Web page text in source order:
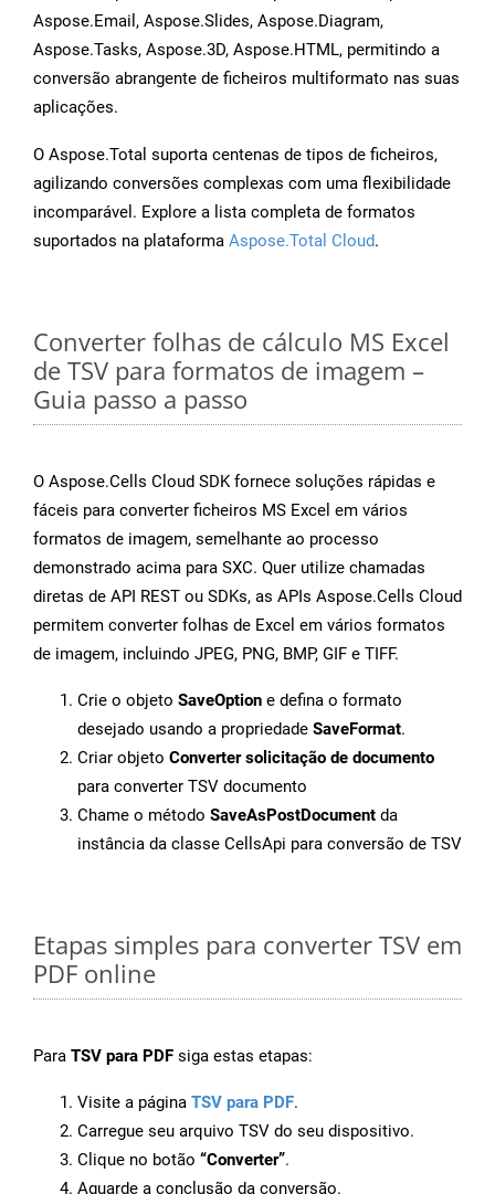
Aspose.Email, Aspose.Slides, Aspose.Diagram,
Aspose.Tasks, Aspose.3D, Aspose.HTML, permitindo a
conversão abrangente de ficheiros multiformato nas suas
aplicações.
O Aspose.Total suporta centenas de tipos de ficheiros,
agilizando conversões complexas com uma flexibilidade
incomparável. Explore a lista completa de formatos
suportados na plataforma Aspose.Total Cloud.
Converter folhas de cálculo MS Excel
de TSV para formatos de imagem –
Guia passo a passo
O Aspose.Cells Cloud SDK fornece soluções rápidas e
fáceis para converter ficheiros MS Excel em vários
formatos de imagem, semelhante ao processo
demonstrado acima para SXC. Quer utilize chamadas
diretas de API REST ou SDKs, as APIs Aspose.Cells Cloud
permitem converter folhas de Excel em vários formatos
de imagem, incluindo JPEG, PNG, BMP, GIF e TIFF.
Crie o objeto SaveOption e defina o formato
desejado usando a propriedade SaveFormat.
Criar objeto Converter solicitação de documento
para converter TSV documento
Chame o método SaveAsPostDocument da
instância da classe CellsApi para conversão de TSV
Etapas simples para converter TSV em
PDF online
Para TSV para PDF siga estas etapas:
Visite a página TSV para PDF.
Carregue seu arquivo TSV do seu dispositivo.
Clique no botão “Converter”.
Aguarde a conclusão da conversão.